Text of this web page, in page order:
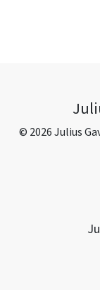
© 2026 Julius